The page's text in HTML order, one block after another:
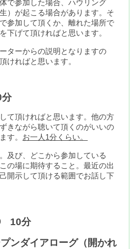
で参加した場合、ハウリング
）が起こる場合があります。そ
参加して頂くか、離れた場所で
下げて頂ければと思います。
ターからの説明となりますの
ければと思います。
分
て頂ければと思います。他の方
きながら聴いて頂くのがいいの
す。 お一人1分くらい。
及び、どこから参加している
の場に期待すること。最近の出
開示して頂ける範囲でお話し下
10分
プンダイアローグ（開かれ